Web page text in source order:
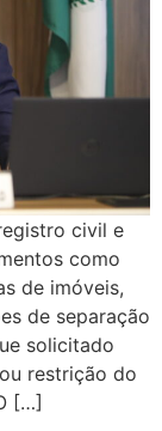
civil e
como
de imóveis,
de separação
solicitado
restrição do
[…]